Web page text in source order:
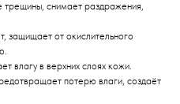
трещины, снимает раздражения,
защищает от окислительного
влагу в верхних слоях кожи.
потерю влаги, создаёт